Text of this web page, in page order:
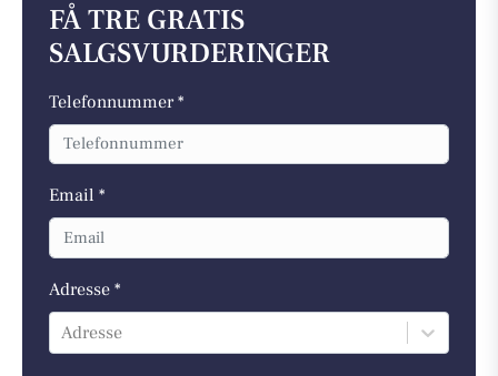
FÅ TRE GRATIS
SALGSVURDERINGER
Telefonnummer *
Email *
Adresse *
Adresse